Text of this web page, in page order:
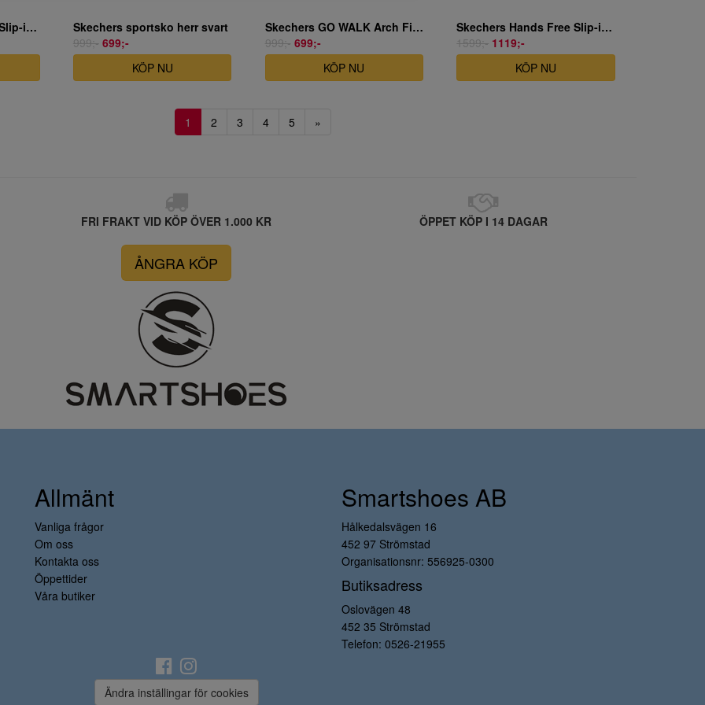
Skechers Hands Free Slip-ins: Arch Fit 2.0 - My Everyday
Skechers sportsko herr svart
999;- 699;-
KÖP NU
Skechers GO WALK Arch Fit 2.0 Sandal - Dakota
999;- 699;-
KÖP NU
Skechers Hands Free Slip-ins: Arch Fit 2.0 - Rovant - Olivgrön
1599;- 1119;-
KÖP NU
1 2 3 4 5 »
FRI FRAKT VID KÖP ÖVER 1.000 KR ÖPPET KÖP I 14 DAGAR
ÅNGRA KÖP
Allmänt
Vanliga frågor
Om oss
Kontakta oss
Öppettider
Våra butiker
Smartshoes AB
Hålkedalsvägen 16
452 97 Strömstad
Organisationsnr: 556925-0300
Butiksadress
Oslovägen 48
452 35 Strömstad
Telefon: 0526-21955
Ändra inställingar för cookies